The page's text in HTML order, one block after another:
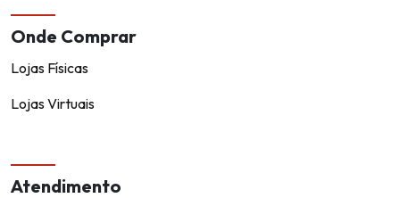
Onde Comprar
Lojas Físicas
Lojas Virtuais
Atendimento